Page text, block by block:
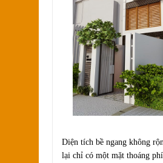
Diện tích bề ngang không
lại chỉ có một mặt thoáng